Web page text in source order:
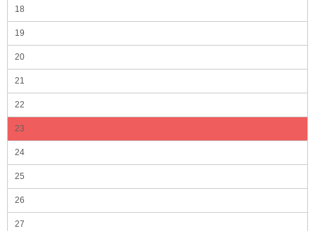
18
19
20
21
22
23
24
25
26
27